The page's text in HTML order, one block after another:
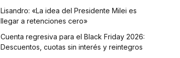
Lisandro: «La idea del Presidente Milei es
llegar a retenciones cero»
Cuenta regresiva para el Black Friday 2026:
Descuentos, cuotas sin interés y reintegros